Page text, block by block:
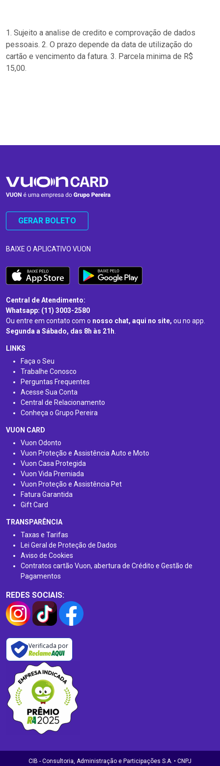
1. Sujeito a analise de credito e comprovação de dados
pessoais. 2. O prazo depende da data de utilização do
cartão e vencimento da fatura. 3. Parcela minima de R$
15,00.
GERAR BOLETO
BAIXE O APLICATIVO VUON
Central de Atendimento:
Whatsapp: (11) 3003-2580
Ou entre em contato com o nosso chat, aqui no site, ou no app.
Segunda a Sábado, das 8h às 21h.
LINKS
Faça o Seu
Trabalhe Conosco
Perguntas Frequentes
Acesse Sua Conta
Central de Relacionamento
Conheça o Grupo Pereira
VUON CARD
Vuon Odonto
Vuon Proteção e Assistência Auto e Moto
Vuon Casa Protegida
Vuon Vida Premiada
Vuon Proteção e Assistência Pet
Fatura Garantida
Gift Card
TRANSPARÊNCIA
Taxas e Tarifas
Lei Geral de Proteção de Dados
Aviso de Cookies
Contratos cartão Vuon, abertura de Crédito e Gestão de
Pagamentos
REDES SOCIAIS:
Verificada por
CIB - Consultoria, Administração e Participações S.A. • CNPJ